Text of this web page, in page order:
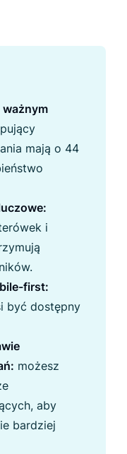
ważnym
mają o 44
i
first:
być dostępny
możesz
aby
bardziej